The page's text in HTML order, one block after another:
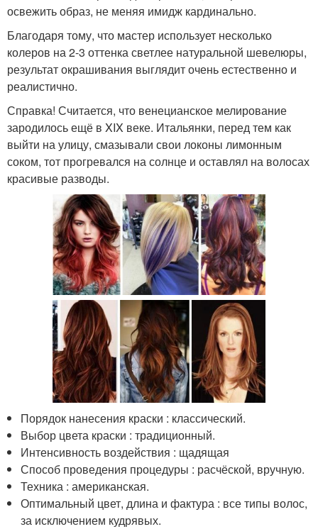
освежить образ, не меняя имидж кардинально.
Благодаря тому, что мастер использует несколько
колеров на 2-3 оттенка светлее натуральной шевелюры,
результат окрашивания выглядит очень естественно и
реалистично.
Справка! Считается, что венецианское мелирование
зародилось ещё в XIX веке. Итальянки, перед тем как
выйти на улицу, смазывали свои локоны лимонным
соком, тот прогревался на солнце и оставлял на волосах
красивые разводы.
Порядок нанесения краски : классический.
Выбор цвета краски : традиционный.
Интенсивность воздействия : щадящая
Способ проведения процедуры : расчёской, вручную.
Техника : американская.
Оптимальный цвет, длина и фактура : все типы волос,
за исключением кудрявых.